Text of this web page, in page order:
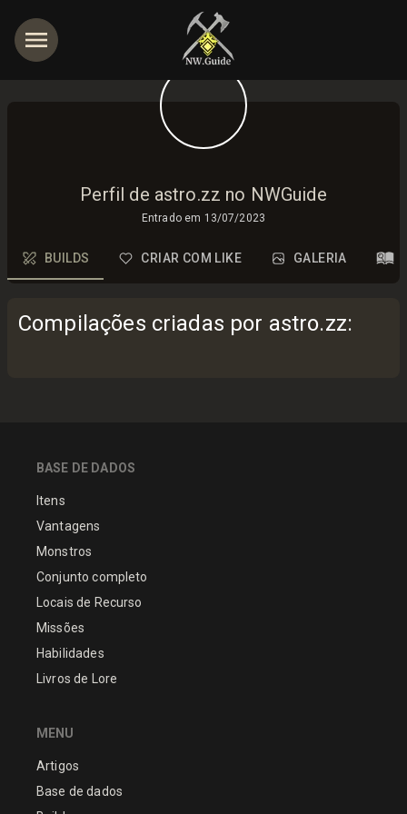
Perfil de astro.zz no NWGuide
Entrado em 13/07/2023
BUILDS CRIAR COM LIKE GALERIA
Compilações criadas por astro.zz:
BASE DE DADOS
Itens
Vantagens
Monstros
Conjunto completo
Locais de Recurso
Missões
Habilidades
Livros de Lore
MENU
Artigos
Base de dados